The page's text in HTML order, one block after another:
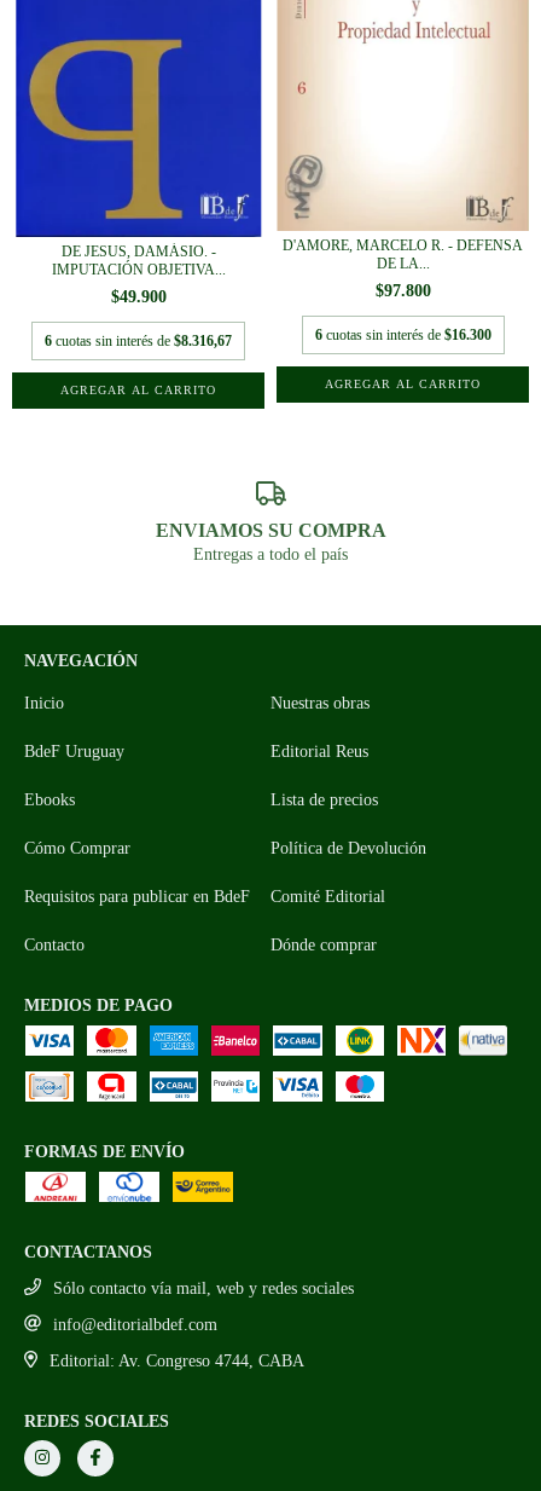
DE JESUS, DAMÁSIO. -
IMPUTACIÓN OBJETIVA...
$49.900
6 cuotas sin interés de $8.316,67
D'AMORE, MARCELO R. - DEFENSA
DE LA...
$97.800
6 cuotas sin interés de $16.300
ENVIAMOS SU COMPRA
Entregas a todo el país
NAVEGACIÓN
Inicio Nuestras obras
BdeF Uruguay Editorial Reus
Ebooks Lista de precios
Cómo Comprar Política de Devolución
Requisitos para publicar en BdeF Comité Editorial
Contacto Dónde comprar
MEDIOS DE PAGO
FORMAS DE ENVÍO
CONTACTANOS
Sólo contacto vía mail, web y redes sociales
info@editorialbdef.com
Editorial: Av. Congreso 4744, CABA
REDES SOCIALES